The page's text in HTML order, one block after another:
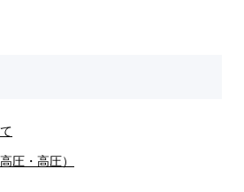
圧・高圧）